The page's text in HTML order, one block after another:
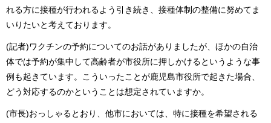
れる方に接種が行われるよう引き続き、接種体制の整備に努めてま
いりたいと考えております。
(記者)ワクチンの予約についてのお話がありましたが、ほかの自治
体では予約が集中して高齢者が市役所に押しかけるというような事
例も起きています。こういったことが鹿児島市役所で起きた場合、
どう対応するのかということは想定されていますか。
(市長)おっしゃるとおり、他市においては、特に接種を希望される